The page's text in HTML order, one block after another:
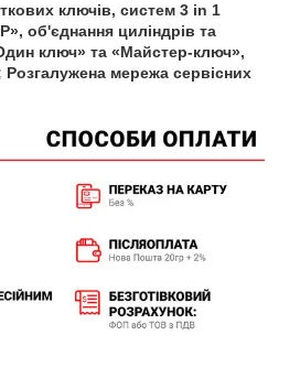
ключів, систем 3 in 1
об'єднання циліндрів та
ключ» та «Майстер-ключ»,
Розгалужена мережа сервісних